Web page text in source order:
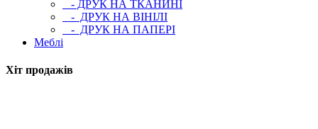
- ДРУК НА ТКАНИНІ
- ДРУК НА ВІНІЛІ
- ДРУК НА ПАПЕРІ
Меблі
Хіт продажів